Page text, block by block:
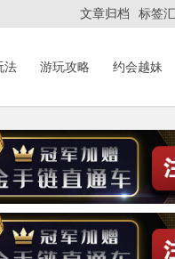
文章归档 标签
法 游玩攻略 约会越妹